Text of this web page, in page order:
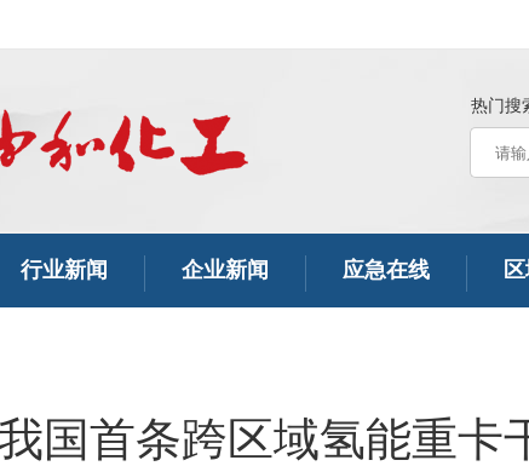
热门搜
行业新闻 企业新闻 应急在线
国首条跨区域氢能重卡